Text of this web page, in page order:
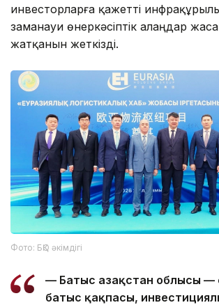
инвесторларға қажетті
заманауи өнеркәсіптік алаңдар
жатқанын жеткізді.
Фото: БҚО әкімдігі
— Батыс Қазақстан облысы —
батыс қақпасы,